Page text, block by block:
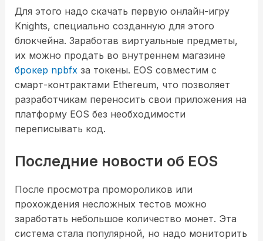
Для этого надо скачать первую онлайн-игру
Knights, специально созданную для этого
блокчейна. Заработав виртуальные предметы,
их можно продать во внутреннем магазине
брокер npbfxза токены. EOS совместим с
смарт-контрактами Ethereum, что позволяет
разработчикам переносить свои приложения на
платформу EOS без необходимости
переписывать код.
Последние новости об EOS
После просмотра промороликов или
прохождения несложных тестов можно
заработать небольшое количество монет. Эта
система стала популярной, но надо мониторить